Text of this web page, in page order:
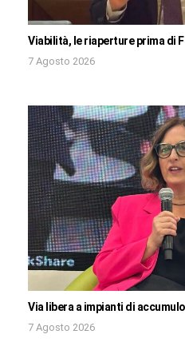
Viabilità, le riaperture prima di
7 Agosto 2026
Via libera a impianti di
7 Agosto 2026